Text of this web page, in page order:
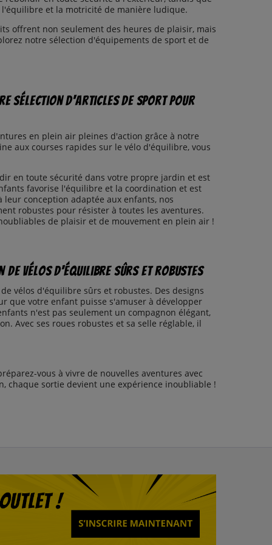
et la motricité de manière ludique.
offrent non seulement des heures de plaisir, mais
notre sélection d'équipements de sport et de
sélection d'articles de sport pour
en plein air pleines d'action grâce à notre
aux courses rapides sur le vélo d'équilibre, vous
en toute sécurité dans votre propre jardin et est
favorise l'équilibre et la coordination et est
conception adaptée aux enfants, nos
robustes pour résister à toutes les aventures.
de plaisir et de mouvement en plein air !
de vélos d'équilibre sûrs et robustes
vélos d'équilibre sûrs et robustes. Des designs
que votre enfant puisse s'amuser à développer
n'est pas seulement un compagnon élégant,
Avec ses roues robustes et sa selle réglable, il
vous à vivre de nouvelles aventures avec
chaque sortie devient une expérience inoubliable !